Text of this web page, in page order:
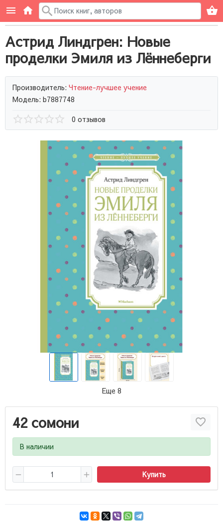
Астрид Линдгрен: Новые
проделки Эмиля из Лённеберги
Производитель: Чтение-лучшее учение
Модель: b7887748
0 отзывов
Еще 8
42 сомони
В наличии
Купить